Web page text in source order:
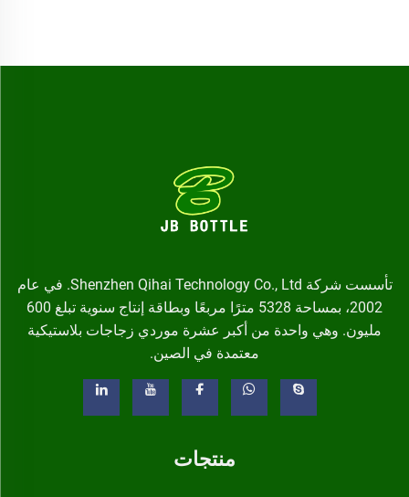
تأسست شركة Shenzhen Qihai Technology Co., Ltd. في عام
2002، بمساحة 5328 مترًا مربعًا وبطاقة إنتاج سنوية تبلغ 600
مليون. وهي واحدة من أكبر عشرة موردي زجاجات بلاستيكية
معتمدة في الصين.
منتجات